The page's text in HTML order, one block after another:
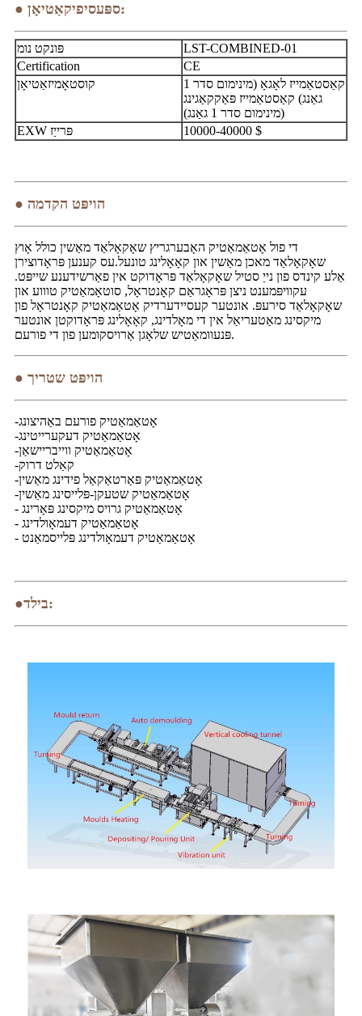
● ספּעסיפיקאַטיאָן:
פּונקט נומ
LST-COMBINED-01
Certification
CE
קוסטאָמיזאַטיאָן
קאַסטאַמייז לאָגאָ (מינימום סדר 1
גאַנג) קאַסטאַמייז פּאַקקאַגינג
(מינימום סדר 1 גאַנג)
EXW פּרייַז
10000-40000 $
● הויפּט הקדמה
די פול אָטאַמאַטיק האָבערגריץ שאָקאָלאַד מאַשין כולל אָוץ
שאָקאָלאַד מאכן מאַשין און קאָאָלינג טונעל.עס קענען פּראָדוצירן
אַלע קינדס פון נייַ סטיל שאָקאָלאַד פּראָדוקט אין פאַרשידענע שייפּט.
עקוויפּמענט ניצן פּראָגראַם קאָנטראָל, סוטאָמאַטיק טוווע און
שאָקאָלאַד סירעפּ. אונטער קעסיידערדיק אָטאַמאַטיק קאָנטראָל פון
מיקסינג מאַטעריאַל אין די מאָלדינג, קאָאָלינג פּראָדוקטן אונטער
פּנעוומאַטיש שלאָגן אַרויסקומען פון די פורעם.
● הויפּט שטריך
-אָטאַמאַטיק פורעם באַהיצונג
-אָטאַמאַטיק דעקערייטינג
-אָטאַמאַטיק ווייבריישאַן
-קאַלט דרוק
-אָטאַמאַטיק פּאַרטאַקאַל פידינג מאַשין
-אָטאַמאַטיק שטעקן-פּלייסינג מאַשין
- אָטאַמאַטיק גרויס מיקסינג פּאָרינג
- אָטאַמאַטיק דעמאָולדינג
- אָטאַמאַטיק דעמאָולדינג פּלייסמאַנט
●בילד: